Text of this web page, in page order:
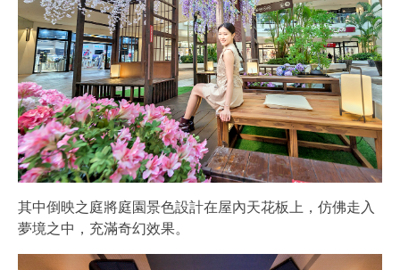
其中倒映之庭將庭園景色設計在屋內天花板上，仿佛走入
夢境之中，充滿奇幻效果。